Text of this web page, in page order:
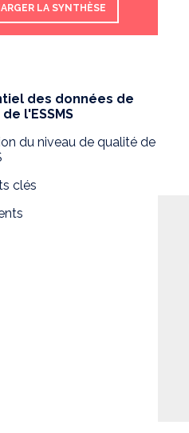
LA SYNTHÈSE
des données de
l'ESSMS
du niveau de qualité de
clés